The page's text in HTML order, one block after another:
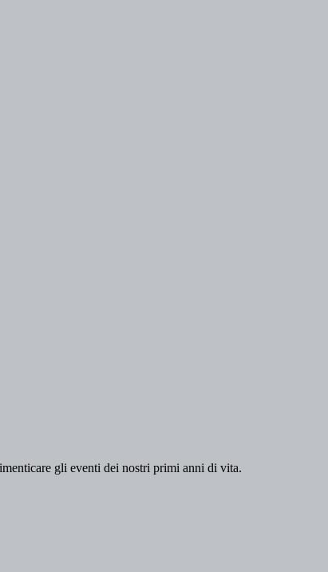
gli eventi dei nostri primi anni di vita.